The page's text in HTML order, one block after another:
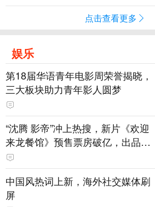
点击查看更多
娱乐
第18届华语青年电影周荣誉揭晓，
三大板块助力青年影人圆梦
“沈腾 影帝”冲上热搜，新片《欢迎
来龙餐馆》预售票房破亿，出品方
股价大涨！沈腾主演电影票房已破4
15亿元
中国风热词上新，海外社交媒体刷
屏